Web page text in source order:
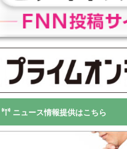
ニュース情報提供はこちら